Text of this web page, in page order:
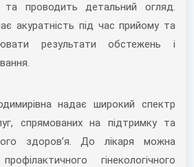
та проводить детальний огляд.
акуратність під час прийому та
результати обстежень і
надає широкий спектр
спрямованих на підтримку та
здоров’я. До лікаря можна
гінекологічного